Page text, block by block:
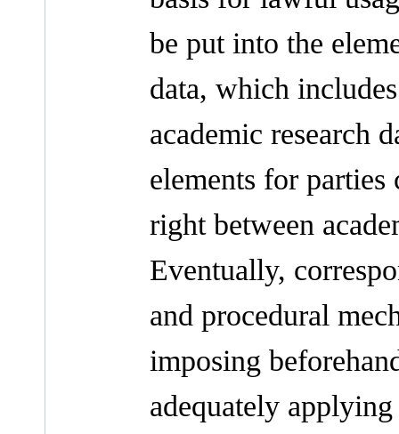
be put into the
data, which
academic research
elements for parties
right between
Eventually,
and procedural
imposing
adequately